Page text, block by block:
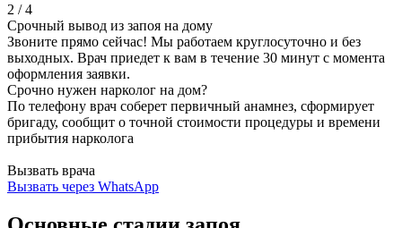
2 /4
Срочный вывод из запоя на дому
Звоните прямо сейчас! Мы работаем круглосуточно и без
выходных. Врач приедет к вам в течение 30 минут с момента
оформления заявки.
Срочно нужен нарколог на дом?
По телефону врач соберет первичный анамнез, сформирует
бригаду, сообщит о точной стоимости процедуры и времени
прибытия нарколога
Вызвать врача
Вызвать через WhatsApp